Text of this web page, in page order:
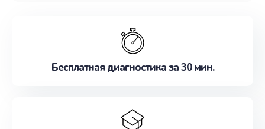
Бесплатная диагностика за 30 мин.